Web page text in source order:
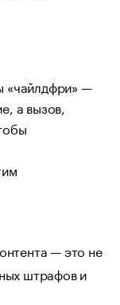
«чайлдфри» —
а вызов,
— это не
штрафов и